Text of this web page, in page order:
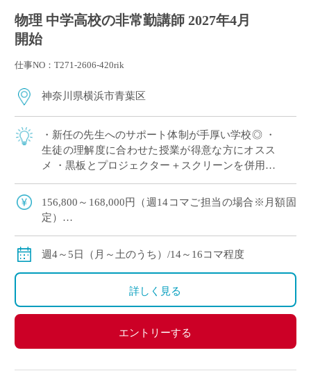
物理 中学高校の非常勤講師 2027年4月
開始
仕事NO：T271-2606-420rik
神奈川県横浜市青葉区
・新任の先生へのサポート体制が手厚い学校◎ ・
生徒の理解度に合わせた授業が得意な方にオスス
メ ・黒板とプロジェクター＋スクリーンを併用し
務中！ ＜こんな方からのご応募 […]
156,800～168,000円（週14コマご担当の場合※月額固
定）
定）
ご指導経験により決定
週4～5日（月～土のうち）/14～16コマ程度
詳しく見る
エントリーする